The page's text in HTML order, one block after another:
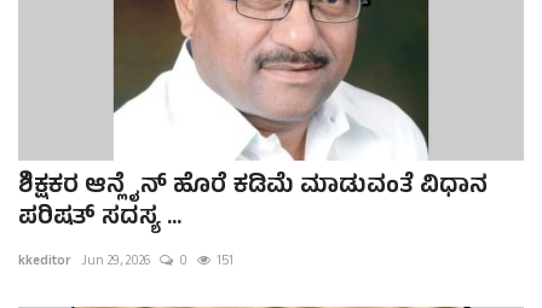
ಶಿಕ್ಷಕರ ಆನ್ಲೈನ್ ಹೊರೆ ಕಡಿಮೆ ಮಾಡುವಂತೆ ವಿಧಾನ
ಪರಿಷತ್ ಸದಸ್ಯ ...
kkeditor Jun 29, 2026 0 151